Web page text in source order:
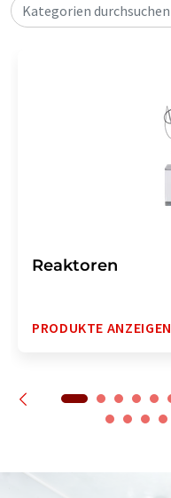
Kategorien durchsuchen
Reaktoren
PRODUKTE ANZEIGEN